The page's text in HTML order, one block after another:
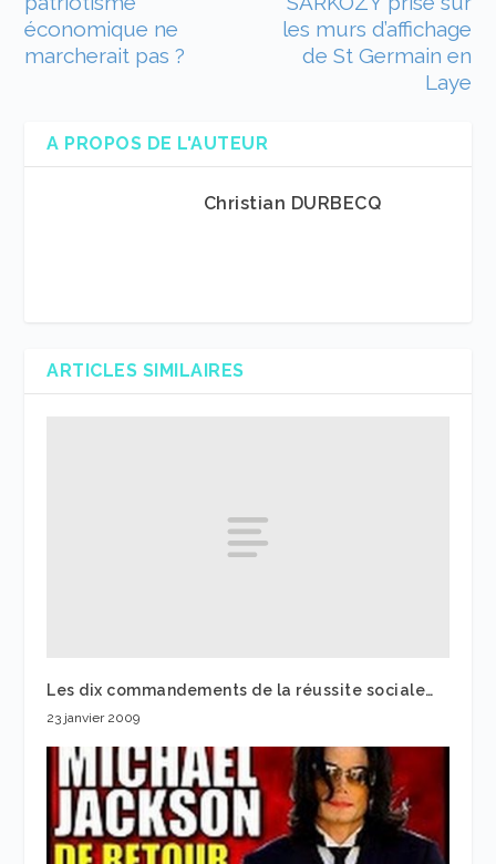
économique ne
marcherait pas ?
les murs d’affichage
de St Germain en
Laye
A PROPOS DE L'AUTEUR
Christian DURBECQ
ARTICLES SIMILAIRES
Les dix commandements de la réussite sociale…
23 janvier 2009